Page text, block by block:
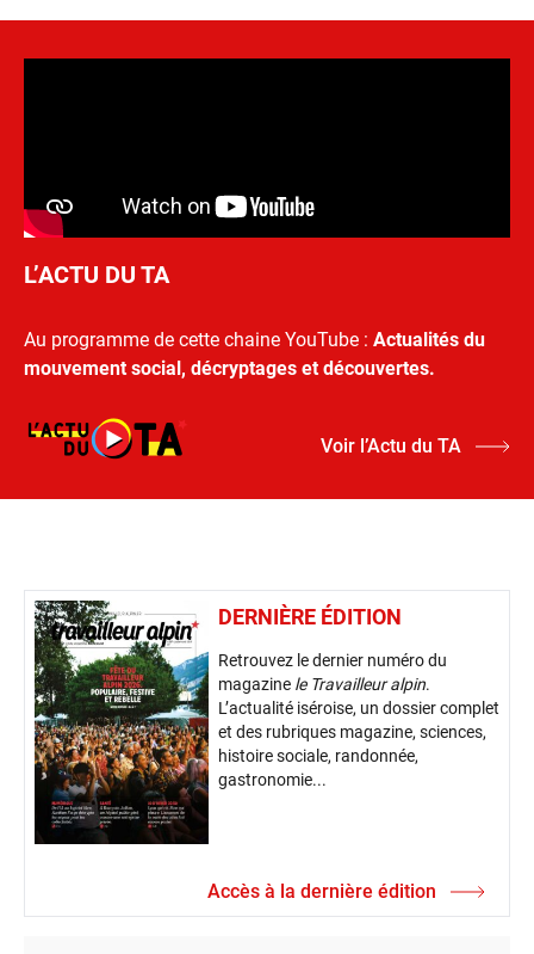
L’ACTU DU TA
Au programme de cette chaine YouTube : Actualités du
mouvement social, décryptages et découvertes.
Voir l’Actu du TA
DERNIÈRE ÉDITION
Retrouvez le dernier numéro du
magazine le Travailleur alpin.
L’actualité iséroise, un dossier complet
et des rubriques magazine, sciences,
histoire sociale, randonnée,
gastronomie...
Accès à la dernière édition